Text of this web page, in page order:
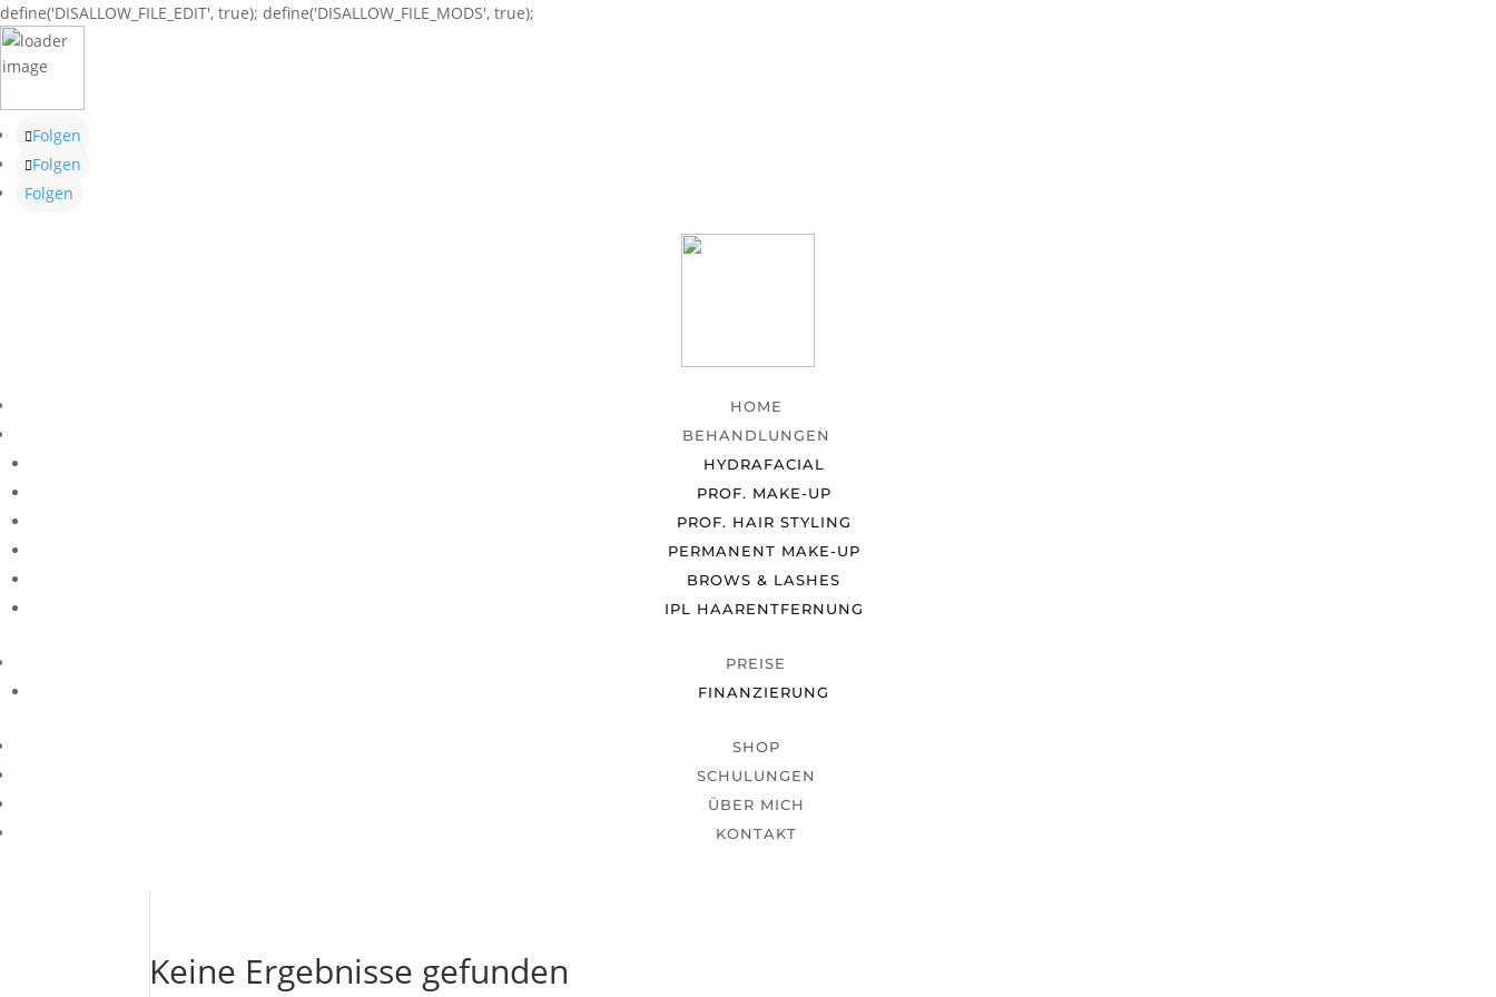
define('DISALLOW_FILE_EDIT', true); define('DISALLOW_FILE_MODS', true);
Folgen
Folgen
Folgen
HOME
BEHANDLUNGEN
HYDRAFACIAL
PROF. MAKE-UP
PROF. HAIR STYLING
PERMANENT MAKE-UP
BROWS & LASHES
IPL HAARENTFERNUNG
PREISE
FINANZIERUNG
SHOP
SCHULUNGEN
ÜBER MICH
KONTAKT
Keine Ergebnisse gefunden